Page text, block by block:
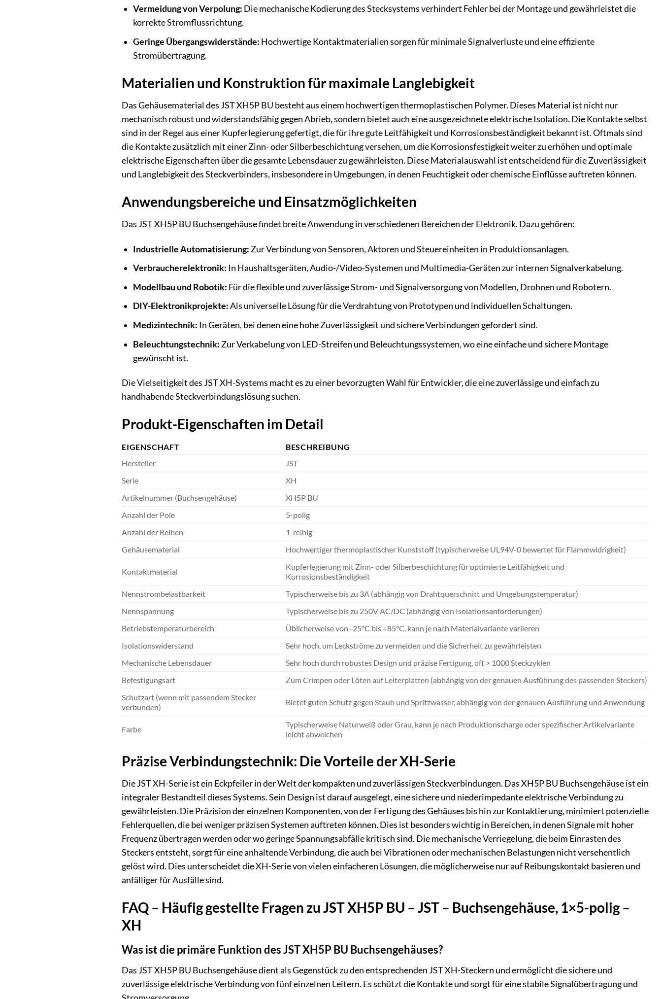
Vermeidung von Verpolung: Die mechanische Kodierung des Stecksystems verhindert Fehler bei der Montage und gewährleistet die
korrekte Stromflussrichtung.
Geringe Übergangswiderstände: Hochwertige Kontaktmaterialien sorgen für minimale Signalverluste und eine effiziente
Stromübertragung.
Materialien und Konstruktion für maximale Langlebigkeit
Das Gehäusematerial des JST XH5P BU besteht aus einem hochwertigen thermoplastischen Polymer. Dieses Material ist nicht nur
mechanisch robust und widerstandsfähig gegen Abrieb, sondern bietet auch eine ausgezeichnete elektrische Isolation. Die Kontakte selbst
sind in der Regel aus einer Kupferlegierung gefertigt, die für ihre gute Leitfähigkeit und Korrosionsbeständigkeit bekannt ist. Oftmals sind
die Kontakte zusätzlich mit einer Zinn- oder Silberbeschichtung versehen, um die Korrosionsfestigkeit weiter zu erhöhen und optimale
elektrische Eigenschaften über die gesamte Lebensdauer zu gewährleisten. Diese Materialauswahl ist entscheidend für die Zuverlässigkeit
und Langlebigkeit des Steckverbinders, insbesondere in Umgebungen, in denen Feuchtigkeit oder chemische Einflüsse auftreten können.
Anwendungsbereiche und Einsatzmöglichkeiten
Das JST XH5P BU Buchsengehäuse findet breite Anwendung in verschiedenen Bereichen der Elektronik. Dazu gehören:
Industrielle Automatisierung: Zur Verbindung von Sensoren, Aktoren und Steuereinheiten in Produktionsanlagen.
Verbraucherelektronik: In Haushaltsgeräten, Audio-/Video-Systemen und Multimedia-Geräten zur internen Signalverkabelung.
Modellbau und Robotik: Für die flexible und zuverlässige Strom- und Signalversorgung von Modellen, Drohnen und Robotern.
DIY-Elektronikprojekte:Als universelle Lösung für die Verdrahtung von Prototypen und individuellen Schaltungen.
Medizintechnik: In Geräten, bei denen eine hohe Zuverlässigkeit und sichere Verbindungen gefordert sind.
Beleuchtungstechnik: Zur Verkabelung von LED-Streifen und Beleuchtungssystemen, wo eine einfache und sichere Montage
gewünscht ist.
Die Vielseitigkeit des JST XH-Systems macht es zu einer bevorzugten Wahl für Entwickler, die eine zuverlässige und einfach zu
handhabende Steckverbindungslösung suchen.
Produkt-Eigenschaften im Detail
EIGENSCHAFT
BESCHREIBUNG
Hersteller
JST
Serie
XH
Artikelnummer (Buchsengehäuse)
XH5P BU
Anzahl der Pole
5-polig
Anzahl der Reihen
1-reihig
Gehäusematerial
Hochwertiger thermoplastischer Kunststoff (typischerweise UL94V-0 bewertet für Flammwidrigkeit)
Kontaktmaterial
Kupferlegierung mit Zinn- oder Silberbeschichtung für optimierte Leitfähigkeit und
Korrosionsbeständigkeit
Nennstrombelastbarkeit
Typischerweise bis zu 3A (abhängig von Drahtquerschnitt und Umgebungstemperatur)
Nennspannung
Typischerweise bis zu 250V AC/DC (abhängig von Isolationsanforderungen)
Betriebstemperaturbereich
Üblicherweise von -25°C bis +85°C, kann je nach Materialvariante variieren
Isolationswiderstand
Sehr hoch, um Leckströme zu vermeiden und die Sicherheit zu gewährleisten
Mechanische Lebensdauer
Sehr hoch durch robustes Design und präzise Fertigung, oft > 1000 Steckzyklen
Befestigungsart
Zum Crimpen oder Löten auf Leiterplatten (abhängig von der genauen Ausführung des passenden Steckers)
Schutzart (wenn mit passendem Stecker
verbunden)
Bietet guten Schutz gegen Staub und Spritzwasser, abhängig von der genauen Ausführung und Anwendung
Farbe
Typischerweise Naturweiß oder Grau, kann je nach Produktionscharge oder spezifischer Artikelvariante
leicht abweichen
Präzise Verbindungstechnik: Die Vorteile der XH-Serie
Die JST XH-Serie ist ein Eckpfeiler in der Welt der kompakten und zuverlässigen Steckverbindungen. Das XH5P BU Buchsengehäuse ist ein
integraler Bestandteil dieses Systems. Sein Design ist darauf ausgelegt, eine sichere und niederimpedante elektrische Verbindung zu
gewährleisten. Die Präzision der einzelnen Komponenten, von der Fertigung des Gehäuses bis hin zur Kontaktierung, minimiert potenzielle
Fehlerquellen, die bei weniger präzisen Systemen auftreten können. Dies ist besonders wichtig in Bereichen, in denen Signale mit hoher
Frequenz übertragen werden oder wo geringe Spannungsabfälle kritisch sind. Die mechanische Verriegelung, die beim Einrasten des
Steckers entsteht, sorgt für eine anhaltende Verbindung, die auch bei Vibrationen oder mechanischen Belastungen nicht versehentlich
gelöst wird. Dies unterscheidet die XH-Serie von vielen einfacheren Lösungen, die möglicherweise nur auf Reibungskontakt basieren und
anfälliger für Ausfälle sind.
FAQ – Häufig gestellte Fragen zu JST XH5P BU – JST – Buchsengehäuse, 1×5-polig –
XH
Was ist die primäre Funktion des JST XH5P BU Buchsengehäuses?
Das JST XH5P BU Buchsengehäuse dient als Gegenstück zu den entsprechenden JST XH-Steckern und ermöglicht die sichere und
zuverlässige elektrische Verbindung von fünf einzelnen Leitern. Es schützt die Kontakte und sorgt für eine stabile Signalübertragung und